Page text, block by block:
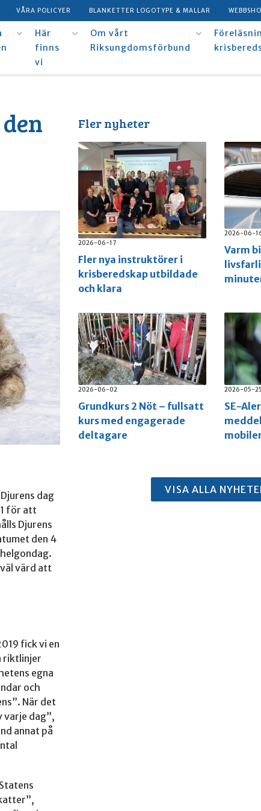
VÅRA POLICYER BLANKETTER LOGOTYPE & MALLAR
Här
finns
vi
Om vårt
Riksungdomsförbund
dag
för att
Djurens
den 4
värd att
fick vi en
riktlinjer
egna
och
När det
varje dag”,
annat på
Fler nyheter
2026-06-17
Fler nya instruktörer i
krisberedskap utbildade
och klara
2026-06-
Varm
2026-06-02
Grundkurs 2 Nöt – fullsatt
kurs med engagerade
deltagare
2026-05-25
SE-
VISA ALLA